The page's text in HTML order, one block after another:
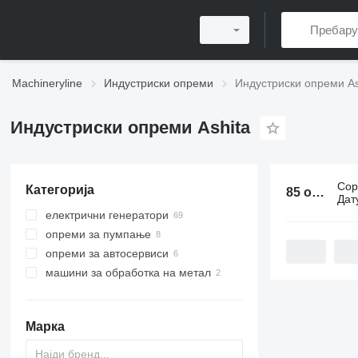
Machineryline Индустриски опреми Индустриски опреми
Индустриски опреми Ashita
Категорија
електрични генератори
дизел генератори
инвертер генератори
други генератори
опреми за пумпање
моторни пумпи
опреми за автосервиси
опреми за автопералници
автомобили
машини за обработка на метал
Марка
85 огласа: